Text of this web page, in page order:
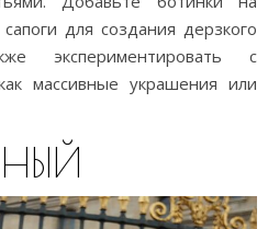
для создания дерзкого
экспериментировать с
массивные украшения или